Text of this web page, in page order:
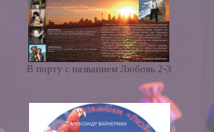
В порту с названием Любовь 2-3